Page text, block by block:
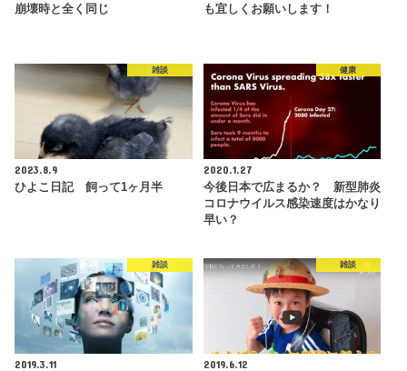
崩壊時と全く同じ
も宜しくお願いします！
雑談
2023.8.9
ひよこ日記 飼って1ヶ月半
健康
2020.1.27
今後日本で広まるか？ 新型肺炎
コロナウイルス感染速度はかなり
早い？
雑談
2019.3.11
雑談
2019.6.12